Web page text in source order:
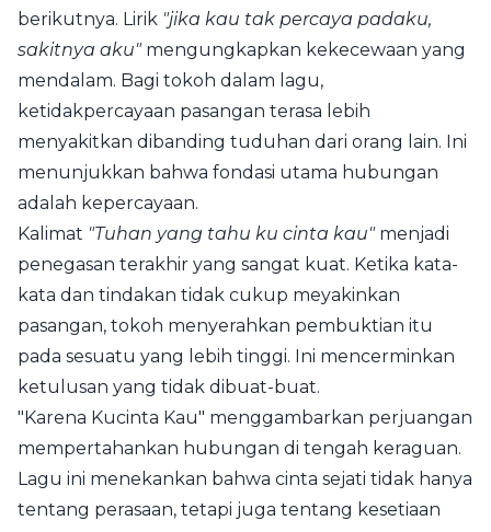
berikutnya. Lirik "jika kau tak percaya padaku,
sakitnya aku"mengungkapkan kekecewaan yang
mendalam. Bagi tokoh dalam lagu,
ketidakpercayaan pasangan terasa lebih
menyakitkan dibanding tuduhan dari orang lain. Ini
menunjukkan bahwa fondasi utama hubungan
adalah kepercayaan.
Kalimat "Tuhan yang tahu ku cinta kau"menjadi
penegasan terakhir yang sangat kuat. Ketika kata-
kata dan tindakan tidak cukup meyakinkan
pasangan, tokoh menyerahkan pembuktian itu
pada sesuatu yang lebih tinggi. Ini mencerminkan
ketulusan yang tidak dibuat-buat.
"Karena Kucinta Kau" menggambarkan perjuangan
mempertahankan hubungan di tengah keraguan.
Lagu ini menekankan bahwa cinta sejati tidak hanya
tentang perasaan, tetapi juga tentang kesetiaan